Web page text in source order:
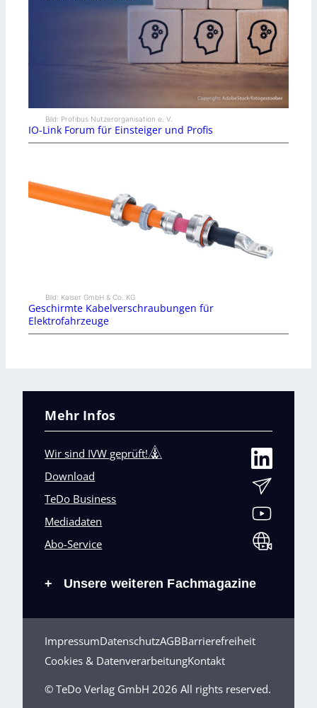
Bild: Profibus Nutzerorganisation e. V.
IO-Link Forum für Einsteiger und Profis
Bild: Kaiser GmbH & Co. KG
Geschirmte Kabelverschraubungen für
Elektrofahrzeuge
Mehr Infos
Wir sind IVW geprüft!
Download
TeDo Business
Mediadaten
Abo-Service
+ Unsere weiteren Fachmagazine
ImpressumDatenschutzAGBBarrierefreiheit
Cookies & DatenverarbeitungKontakt
© TeDo Verlag GmbH 2026 All rights reserved.